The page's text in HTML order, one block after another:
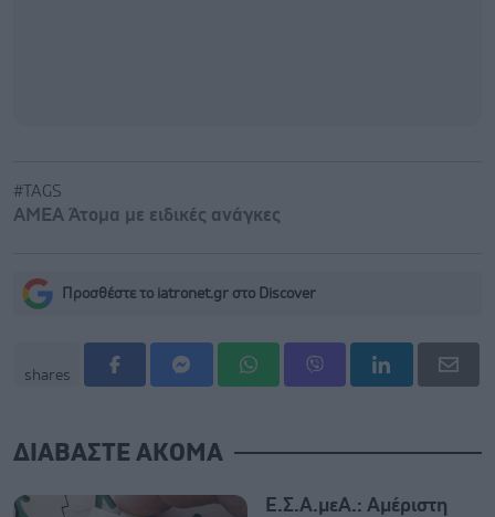
#TAGS
ΑΜΕΑ Άτομα με ειδικές ανάγκες
Προσθέστε το iatronet.gr στο Discover
shares
ΔΙΑΒΑΣΤΕ ΑΚΟΜΑ
Ε.Σ.Α.μεΑ.: Αμέριστη